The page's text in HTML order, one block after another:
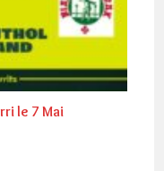
le 7 Mai